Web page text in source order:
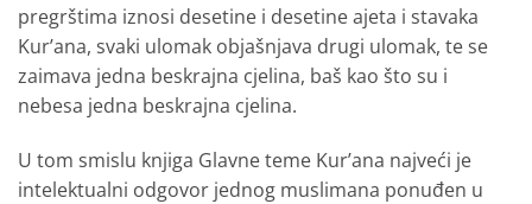
pregrštima iznosi desetine i desetine ajeta i stavaka
Kur’ana, svaki ulomak objašnjava drugi ulomak, te se
zaimava jedna beskrajna cjelina, baš kao što su i
nebesa jedna beskrajna cjelina.
U tom smislu knjiga Glavne teme Kur’ana najveći je
intelektualni odgovor jednog muslimana ponuđen u